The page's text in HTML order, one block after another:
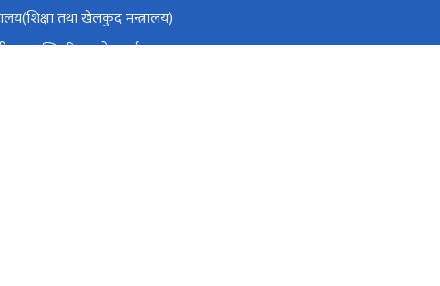
तथा खेलकुद मन्त्रालय)
तथा मन्त्रिपरिषद्को कार्यालय